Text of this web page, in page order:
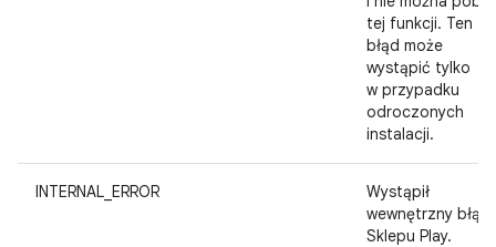
tej funkcji. Ten
błąd może
wystąpić tylko
w przypadku
odroczonych
instalacji.
INTERNAL_ERROR
Wystąpił
wewnętrzny błąd
Sklepu Play.